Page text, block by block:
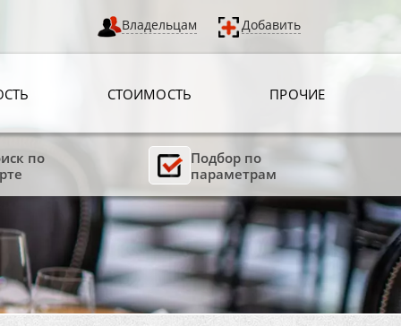
Владельцам Добавить
СТОИМОСТЬ ПРОЧИЕ
по
Подбор по
параметрам